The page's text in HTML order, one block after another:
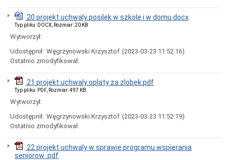
urzędnicze
Rejestry
archiwum
Nieodpłatna
pomoc
Nieruchomości
przeznaczone
zbycia
(sprzedaż,
użytkowanie
wieczyste)
Nieruchomości
przeznaczone
20 projekt uchwaly posilek w szkole i w domu.docx
Typ pliku: DOCX, Rozmiar: 20 KB
Wytworzył:
Udostępnił: Węgrzynowski Krzysztof (2023-03-23 11:52:16)
Ostatnio zmodyfikował:
21 projekt uchwaly oplaty za zlobek.pdf
Typ pliku: PDF, Rozmiar: 497 KB
Wytworzył:
Udostępnił: Węgrzynowski Krzysztof (2023-03-23 11:52:19)
Ostatnio zmodyfikował:
22 projekt uchwaly w sprawie programu wspierania
seniorow .pdf